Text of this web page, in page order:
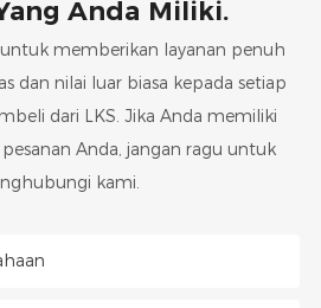
Anda Miliki.
memberikan layanan penuh
dan nilai luar biasa kepada setiap
dari LKS. Jika Anda memiliki
Anda, jangan ragu untuk
kami.